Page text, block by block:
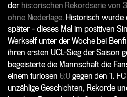
der historischen Rekordserie von
ohne Niederlage. Historisch wurde
später – dieses Mal im positiven
Werkself unter der Woche bei
ihren ersten UCL-Sieg der Saison
begeisterte die Mannschaft die
einem furiosen 6:0 gegen den 1.
unzählige Geschichten, Rekorde